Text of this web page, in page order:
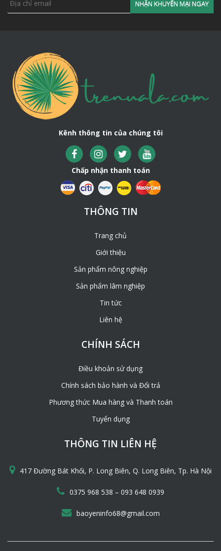
Kênh thông tin của chúng tôi
Chấp nhận thanh toán
THÔNG TIN
Trang chủ
Giới thiệu
Sản phẩm nông nghiệp
Sản phẩm lâm nghiệp
Tin tức
Liên hệ
CHÍNH SÁCH
Điều khoản sử dụng
Chính sách bảo hành và Đổi trả
Phương thức Mua hàng và Thanh toán
Tuyển dụng
THÔNG TIN LIÊN HỆ
417 Đường Bát Khối, P. Long Biên, Q. Long Biên, Tp. Hà Nội
0375 968 538 – 093 648 0939
baoyeninfo68@gmail.com